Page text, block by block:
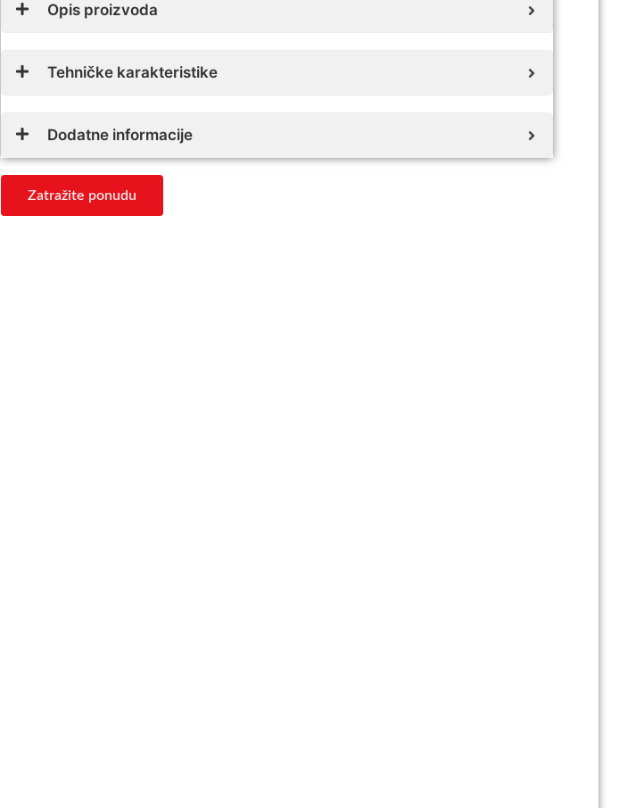
Opis proizvoda
Tehničke karakteristike
Dodatne informacije
Zatražite ponudu